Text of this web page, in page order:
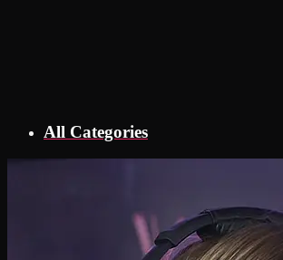
All Categories